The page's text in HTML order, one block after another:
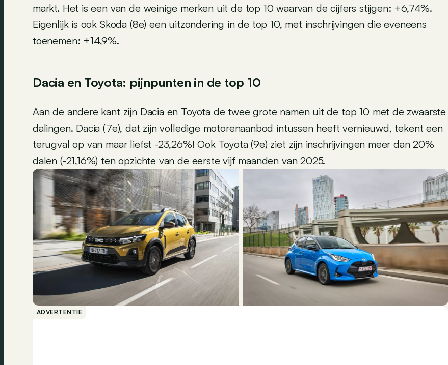
markt. Het is een van de weinige merken uit de top 10 waarvan de cijfers stijgen: +6,74%.
Eigenlijk is ook Skoda (8e) een uitzondering in de top 10, met inschrijvingen die eveneens
toenemen: +14,9%.
Dacia en Toyota: pijnpunten in de top 10
Aan de andere kant zijn Dacia en Toyota de twee grote namen uit de top 10 met de zwaarste
dalingen. Dacia (7e), dat zijn volledige motorenaanbod intussen heeft vernieuwd, tekent een
terugval op van maar liefst -23,26%! Ook Toyota (9e) ziet zijn inschrijvingen meer dan 20%
dalen (-21,16%) ten opzichte van de eerste vijf maanden van 2025.
ADVERTENTIE